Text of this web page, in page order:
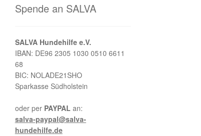
Spende an SALVA
SALVA Hundehilfe e.V.
IBAN: DE96 2305 1030 0510 6611
68
BIC: NOLADE21SHO
Sparkasse Südholstein
oder per PAYPAL an:
salva-paypal@salva-
hundehilfe.de